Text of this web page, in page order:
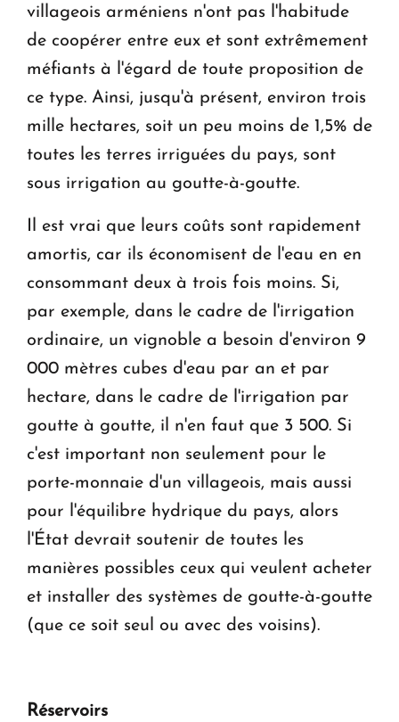
villageois arméniens n'ont pas l'habitude
de coopérer entre eux et sont extrêmement
méfiants à l'égard de toute proposition de
ce type. Ainsi, jusqu'à présent, environ trois
mille hectares, soit un peu moins de 1,5% de
toutes les terres irriguées du pays, sont
sous irrigation au goutte-à-goutte.
Il est vrai que leurs coûts sont rapidement
amortis, car ils économisent de l'eau en en
consommant deux à trois fois moins. Si,
par exemple, dans le cadre de l'irrigation
ordinaire, un vignoble a besoin d'environ 9
000 mètres cubes d'eau par an et par
hectare, dans le cadre de l'irrigation par
goutte à goutte, il n'en faut que 3 500. Si
c'est important non seulement pour le
porte-monnaie d'un villageois, mais aussi
pour l'équilibre hydrique du pays, alors
l'État devrait soutenir de toutes les
manières possibles ceux qui veulent acheter
et installer des systèmes de goutte-à-goutte
(que ce soit seul ou avec des voisins).
Réservoirs